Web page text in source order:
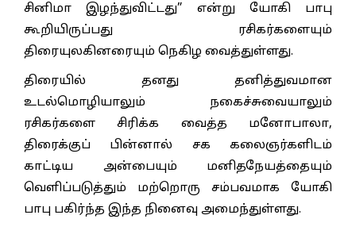
சினிமா இழந்துவிட்டது” என்று யோகி பாபு
கூறியிருப்பது ரசிகர்களையும்
திரையுலகினரையும் நெகிழ வைத்துள்ளது.
திரையில் தனது தனித்துவமான
உடல்மொழியாலும் நகைச்சுவையாலும்
ரசிகர்களை சிரிக்க வைத்த மனோபாலா,
திரைக்குப் பின்னால் சக கலைஞர்களிடம்
காட்டிய அன்பையும் மனிதநேயத்தையும்
வெளிப்படுத்தும் மற்றொரு சம்பவமாக யோகி
பாபு பகிர்ந்த இந்த நினைவு அமைந்துள்ளது.